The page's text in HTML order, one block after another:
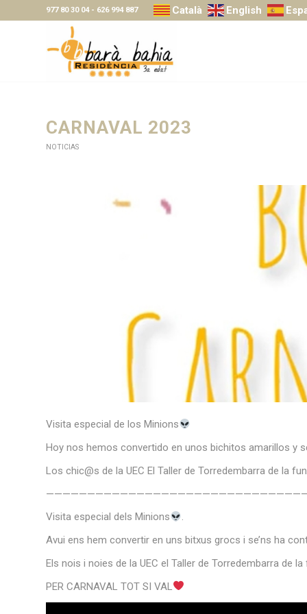
977 80 30 04- 626 994 887 Català English
CARNAVAL 2023
NOTICIAS
Visita especial de los Minions
Hoy nos hemos convertido en unos bichitos amarillos y
Los chic@s de la UEC El Taller de Torredembarra de la
Visita especial dels Minions
.
Avui ens hem convertir en uns bitxus grocs i se’ns ha
Els nois i noies de la UEC el Taller de Torredembarra de
PER CARNAVAL TOT SI VAL